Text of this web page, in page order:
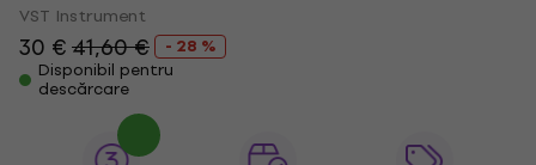
VST Instrument
30 €41,60 €
- 28 %
Disponibil pentru
descărcare